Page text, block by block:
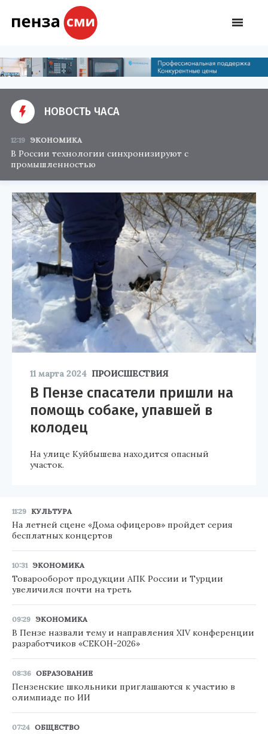
НОВОСТЬ ЧАСА
12:19 ЭКОНОМИКА
В России технологии синхронизируют с
промышленностью
11 марта 2024 ПРОИСШЕСТВИЯ
В Пензе спасатели пришли на
помощь собаке, упавшей в
колодец
На улице Куйбышева находится опасный
участок.
11:29 КУЛЬТУРА
На летней сцене «Дома офицеров» пройдет серия
бесплатных концертов
10:31 ЭКОНОМИКА
Товарооборот продукции АПК России и Турции
увеличился почти на треть
09:29 ЭКОНОМИКА
В Пензе назвали тему и направления XIV конференции
разработчиков «СЕКОН-2026»
08:36 ОБРАЗОВАНИЕ
Пензенские школьники приглашаются к участию в
олимпиаде по ИИ
07:24 ОБЩЕСТВО